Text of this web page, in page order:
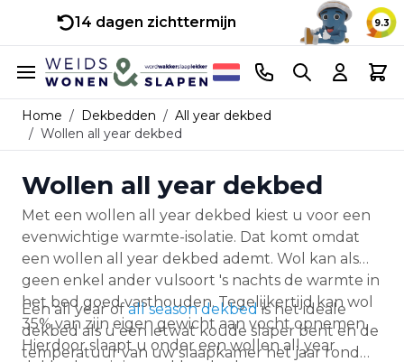
14 dagen zichttermijn 9.3
Ga naar de inhoud
Telefoonnummer
Search Cart
Home / Dekbedden / All year dekbed
/ Wollen all year dekbed
Wollen all year dekbed
Met een wollen all year dekbed kiest u voor een
evenwichtige warmte-isolatie. Dat komt omdat
een wollen all year dekbed ademt. Wol kan als
geen enkel ander vulsoort 's nachts de warmte in
het bed goed vasthouden. Tegelijkertijd kan wol
35% van zijn eigen gewicht aan vocht opnemen.
Hierdoor slaapt u onder een wollen all year
Een all year ofall season dekbedis het ideale
dekbed als u een ietwat koude slaper bent en de
temperatuur van uw slaapkamer het jaar rond